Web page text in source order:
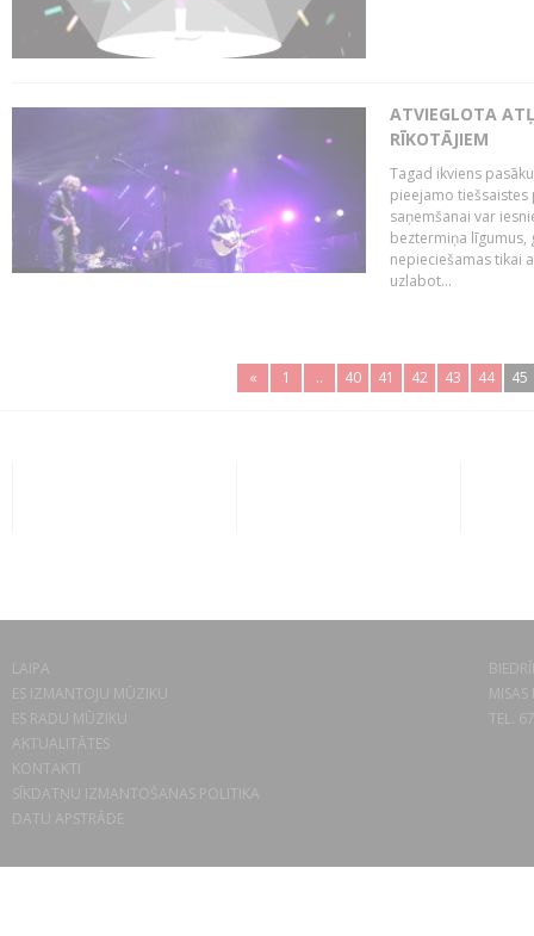
ATVIEGLOTA
RĪKOTĀJIEM
Tagad ikviens
pieejamo tiešsaistes
saņemšanai var
beztermiņa līgumus,
nepieciešamas tikai
uzlabot...
« 1 .. 40 41 42 43 44 45
LAIPA
ES IZMANTOJU MŪZIKU
ES RADU MŪZIKU
AKTUALITĀTES
KONTAKTI
SĪKDATŅU IZMANTOŠANAS POLITIKA
DATU APSTRĀDE
TEL.